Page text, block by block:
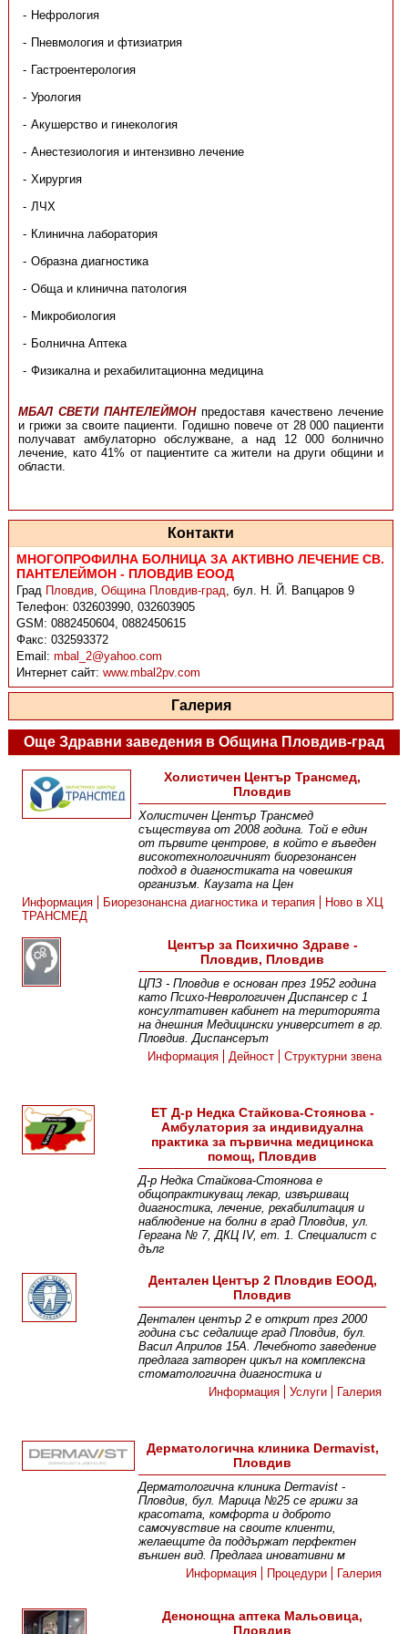
Нефрология
Пневмология и фтизиатрия
Гастроентерология
Урология
Акушерство и гинекология
Анестезиология и интензивно лечение
Хирургия
ЛЧХ
Клинична лаборатория
Образна диагностика
Обща и клинична патология
Микробиология
Болнична Аптека
Физикална и рехабилитационна медицина
МБАЛ СВЕТИ ПАНТЕЛЕЙМОНпредоставя качествено лечение
и грижи за своите пациенти. Годишно повече от 28 000 пациенти
получават амбулаторно обслужване, а над 12 000 болнично
лечение, като 41% от пациентите са жители на други общини и
области.
Контакти
МНОГОПРОФИЛНА БОЛНИЦА ЗА АКТИВНО ЛЕЧЕНИЕ СВ.
ПАНТЕЛЕЙМОН - ПЛОВДИВ ЕООД
Град Пловдив,Община Пловдив-град,бул. Н. Й. Вапцаров 9
Телефон:032603990, 032603905
GSM:0882450604, 0882450615
Факс:032593372
Email:mbal_2@yahoo.com
Интернет сайт:www.mbal2pv.com
Галерия
Още Здравни заведения в Община Пловдив-град
Холистичен Център Трансмед,
Пловдив
Холистичен Център Трансмед
съществува от 2008 година. Той е един
от първите центрове, в който е въведен
високотехнологичният биорезонансен
подход в диагностиката на човешкия
организъм. Каузата на Цен
Информация
Биорезонансна диагностика и терапия
Ново в ХЦ
ТРАНСМЕД
Център за Психично Здраве -
Пловдив, Пловдив
ЦПЗ - Пловдив е основан през 1952 година
като Психо-Неврологичен Диспансер с 1
консултативен кабинет на територията
на днешния Медицински университет в гр.
Пловдив. Диспансерът
Информация
Дейност Структурни звена
ЕТ Д-р Недка Стайкова-Стоянова -
Амбулатория за индивидуална
практика за първична медицинска
помощ, Пловдив
Д-р Недка Стайкова-Стоянова е
общопрактикуващ лекар, извършващ
диагностика, лечение, рехабилитация и
наблюдение на болни в град Пловдив, ул.
Гергана № 7, ДКЦ ІV, ет. 1. Специалист с
дълг
Дентален Център 2 Пловдив ЕООД,
Пловдив
Дентален център 2 е открит през 2000
година със седалище град Пловдив, бул.
Васил Априлов 15А. Лечебното заведение
предлага затворен цикъл на комплексна
стоматологична диагностика и
Информация
Услуги Галерия
Дерматологична клиника Dermavist,
Пловдив
Дерматологична клиника Dermavist -
Пловдив, бул. Марица №25 се грижи за
красотата, комфорта и доброто
самочувствие на своите клиенти,
желаещите да поддържат перфектен
външен вид. Предлага иновативни м
Информация
Процедури Галерия
Денонощна аптека Мальовица,
Пловдив